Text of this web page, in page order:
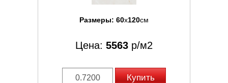
Размеры: 60x120см
Цена: 5563 р/м2
Купить